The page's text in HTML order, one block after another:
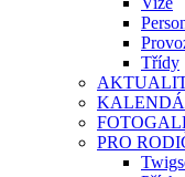
Třídy
PRO